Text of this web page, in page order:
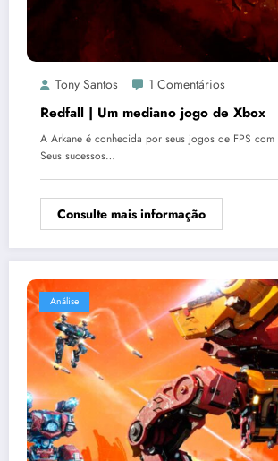
Tony Santos 1 Comentários
Redfall | Um mediano jogo de Xbox
A Arkane é conhecida por seus jogos de FPS com
Seus sucessos…
Consulte mais informação
Análise